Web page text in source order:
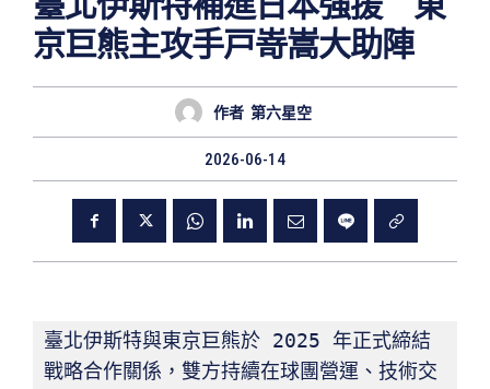
京巨熊主攻手戸嵜嵩大助陣
作者 第六星空
2026-06-14
臺北伊斯特與東京巨熊於 2025 年正式締結
戰略合作關係，雙方持續在球團營運、技術交